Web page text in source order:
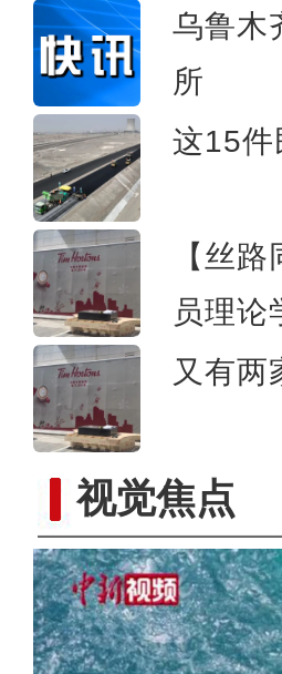
乌鲁木
所
这15件
【丝
员理论
又有两
视觉焦点
【新疆
实拍新